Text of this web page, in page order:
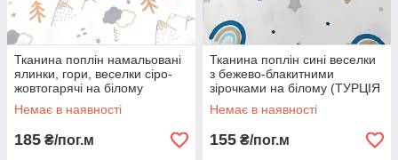
Тканина поплін намальовані
ялинки, гори, веселки сіро-
жовтогарячі на білому
(ТУРЦІЯ шир. 2,4 м) (R-T-
0451
Немає в наявності
185 ₴/пог.м
Тканина поплін сині веселки
з бежево-блакитними
зірочками на білому (ТУРЦІЯ
шир. 2,4 м ) (R-F0663)
Немає в наявності
155 ₴/пог.м